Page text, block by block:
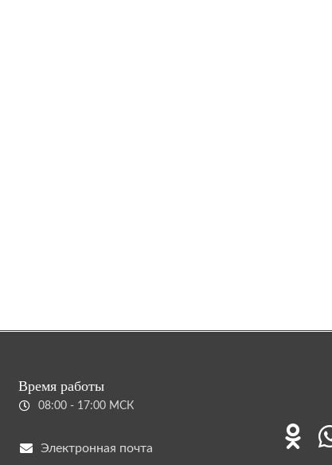
Время работы
08:00 - 17:00 МСК
Электронная почта